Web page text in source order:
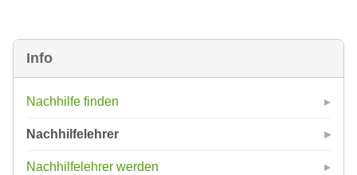
Info
Nachhilfe finden
Nachhilfelehrer
Nachhilfelehrer werden